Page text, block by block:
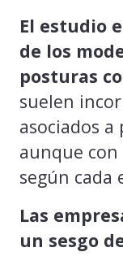
El estudio
de los
posturas
suelen
asociados a
aunque
según cada
Las
un sesgo